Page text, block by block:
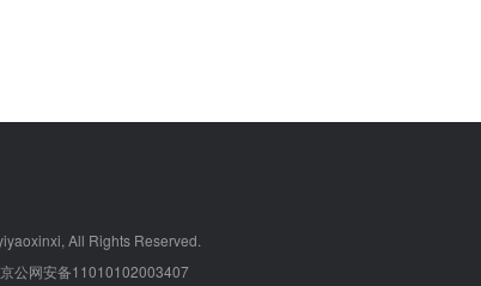
All Rights Reserved.
京公网安备11010102003407